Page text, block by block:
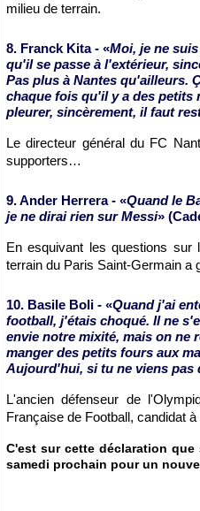
milieu de terrain.
8. Franck Kita - «Moi, je ne
qu'il se passe à l'extérieur,
Pas plus à Nantes qu'ailleurs.
chaque fois qu'il y a des petits
pleurer, sincèrement, il faut
Le directeur général du FC
supporters…
9. Ander Herrera - «Quand le
je ne dirai rien sur Messi»
En esquivant les questions sur
terrain du Paris Saint-Germain a
10. Basile Boli - «Quand j'ai
football, j'étais choqué. Il ne
envie notre mixité, mais on ne
manger des petits fours aux
Aujourd'hui, si tu ne viens pas
L'ancien défenseur de
Française de Football, candidat
C'est sur cette déclaration que
samedi prochain pour un